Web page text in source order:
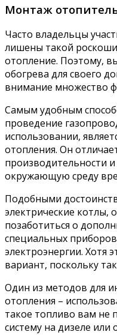
Монтаж
Часто владельцы
лишены такой
отопление. Поэтому,
обогрева для своего
внимание множество
Самым удобным
проведение
использовании,
отопления. Он
производительности и
окружающую среду
Подобными
электрические котлы,
позаботиться о
специальных
электроэнергии. Хотя
вариант, поскольку
Один из методов для
отопления –
такое топливо вам не
систему на дизеле